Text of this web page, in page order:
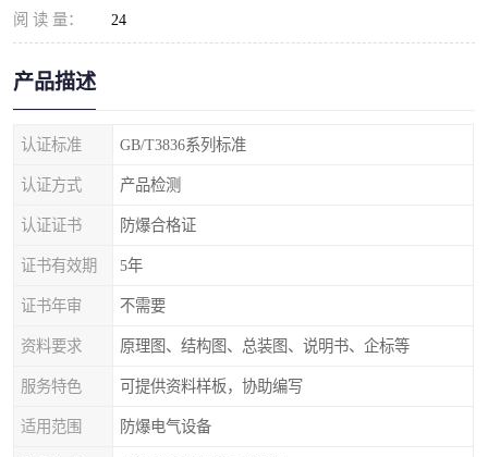
阅 读 量： 24
产品描述
认证标准 GB/T3836系列标准
认证方式 产品检测
认证证书 防爆合格证
证书有效期 5年
证书年审 不需要
资料要求 原理图、结构图、总装图、说明书、企标等
服务特色 可提供资料样板，协助编写
适用范围 防爆电气设备